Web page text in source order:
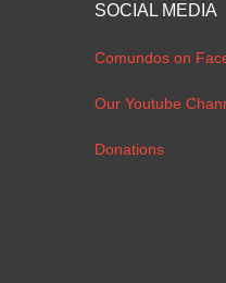
SOCIAL MEDIA
Comundos on
Our Youtube
Donations